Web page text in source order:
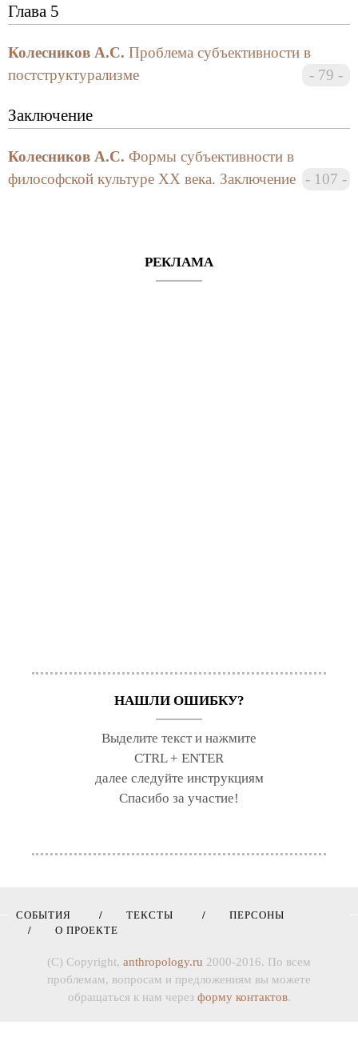
Глава 5
Колесников А.С. Проблема субъективности в
постструктурализме
79
Заключение
Колесников А.С. Формы субъективности в
философской культуре XX века. Заключение
107
РЕКЛАМА
НАШЛИ ОШИБКУ?
Выделите текст и нажмите
CTRL + ENTER
далее следуйте инструкциям
Спасибо за участие!
СОБЫТИЯ ТЕКСТЫ
ПЕРСОНЫ
О ПРОЕКТЕ
(C) Copyright, anthropology.ru 2000-2016. По всем
проблемам, вопросам и предложениям вы можете
обращаться к нам через форму контактов.